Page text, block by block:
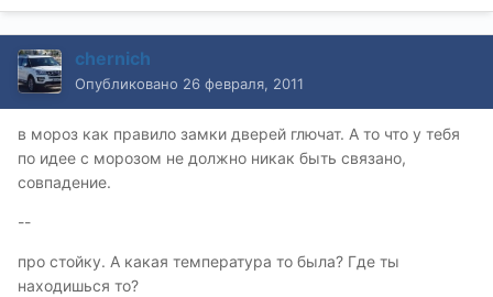
chernich
Опубликовано 26 февраля, 2011
в мороз как правило замки дверей глючат. А то что у тебя
по идее с морозом не должно никак быть связано,
совпадение.
--
про стойку. А какая температура то была? Где ты
находишься то?